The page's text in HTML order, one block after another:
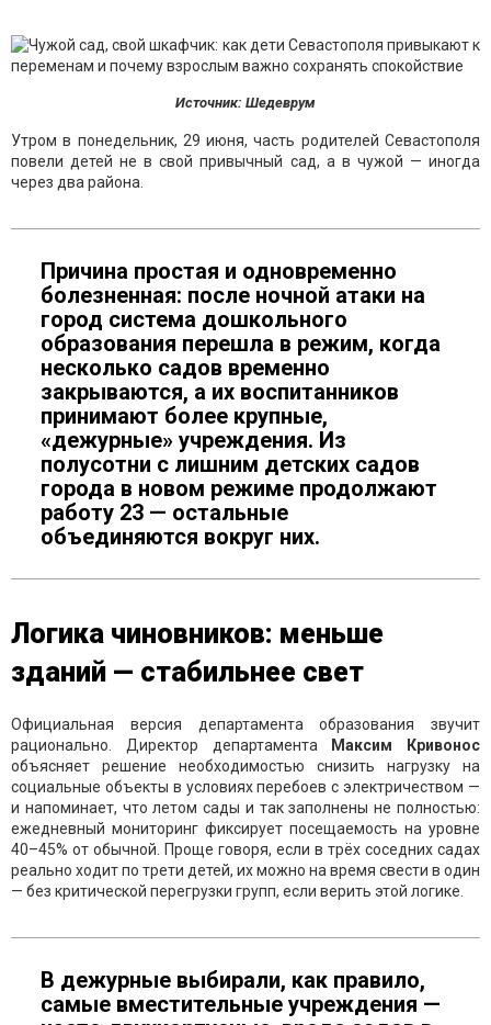
Источник: Шедеврум
Утром в понедельник, 29 июня, часть родителей Севастополя
повели детей не в свой привычный сад, а в чужой — иногда
через два района.
Причина простая и одновременно
болезненная: после ночной атаки на
город система дошкольного
образования перешла в режим, когда
несколько садов временно
закрываются, а их воспитанников
принимают более крупные,
«дежурные» учреждения. Из
полусотни с лишним детских садов
города в новом режиме продолжают
работу 23 — остальные
объединяются вокруг них.
Логика чиновников: меньше
зданий — стабильнее свет
Официальная версия департамента образования звучит
рационально. Директор департамента
Максим Кривонос
объясняет решение необходимостью снизить нагрузку на
социальные объекты в условиях перебоев с электричеством —
и напоминает, что летом сады и так заполнены не полностью:
ежедневный мониторинг фиксирует посещаемость на уровне
40–45% от обычной. Проще говоря, если в трёх соседних садах
реально ходит по трети детей, их можно на время свести в один
— без критической перегрузки групп, если верить этой логике.
В дежурные выбирали, как правило,
самые вместительные учреждения —